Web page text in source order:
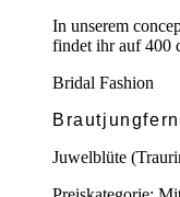
In unserem
findet ihr auf 400
Bridal Fashion
Brautjungfern
Juwelblüte